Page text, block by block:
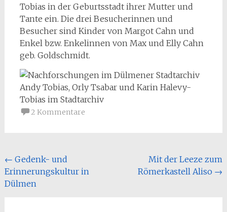
Tobias in der Geburtsstadt ihrer Mutter und
Tante ein. Die drei Besucherinnen und
Besucher sind Kinder von Margot Cahn und
Enkel bzw. Enkelinnen von Max und Elly Cahn
geb. Goldschmidt.
Andy Tobias, Orly Tsabar und Karin Halevy-
Tobias im Stadtarchiv
2 Kommentare
Beitragsnavigation
← Gedenk- und
Erinnerungskultur in
Dülmen
Mit der Leeze zum
Römerkastell Aliso →